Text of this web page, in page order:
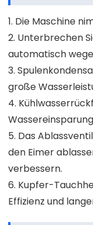
1. Die Maschine
2. Unterbrechen
automatisch
3.
große
4.
5. Das
den Eimer
verbessern.
6. Kupfer-
Effizienz und